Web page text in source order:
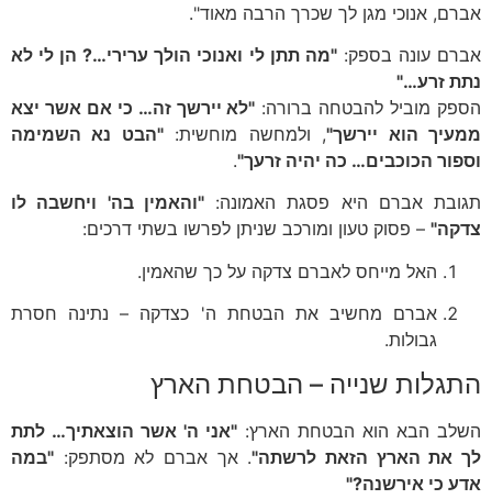
אברם, אנוכי מגן לך שכרך הרבה מאוד".
אברם עונה בספק:"מה תתן לי ואנוכי הולך ערירי…? הן לי לא
נתת זרע…"
הספק מוביל להבטחה ברורה: "לא יירשך זה… כי אם אשר יצא
ממעיך הוא יירשך", ולמחשה מוחשית:"הבט נא השמימה
וספור הכוכבים… כה יהיה זרעך".
תגובת אברם היא פסגת האמונה:"והאמין בה' ויחשבה לו
צדקה" – פסוק טעון ומורכב שניתן לפרשו בשתי דרכים:
האל מייחס לאברם צדקה על כך שהאמין.
אברם מחשיב את הבטחת ה' כצדקה – נתינה חסרת
גבולות.
התגלות שנייה – הבטחת הארץ
השלב הבא הוא הבטחת הארץ: "אני ה' אשר הוצאתיך… לתת
לך את הארץ הזאת לרשתה". אך אברם לא מסתפק: "במה
אדע כי אירשנה?"